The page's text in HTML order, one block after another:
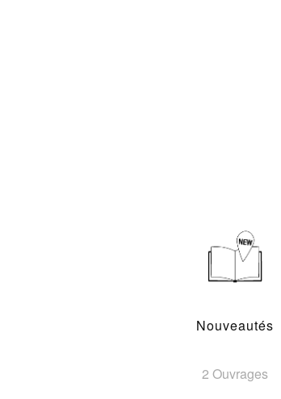
Nouveautés
2 Ouvrages